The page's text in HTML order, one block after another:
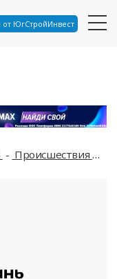
от ЮгСтройИнвест
Происшествия